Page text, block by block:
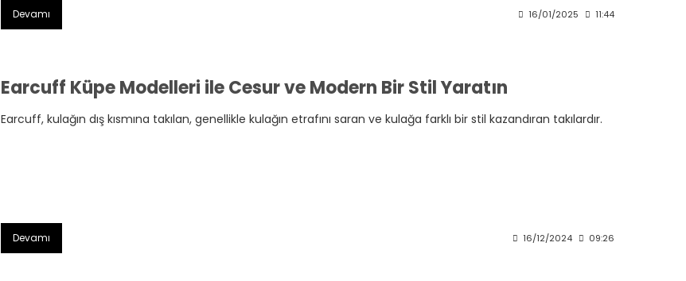
Devamı 16/01/2025 11:44
Earcuff Küpe Modelleri ile Cesur ve Modern Bir Stil Yaratın
Earcuff, kulağın dış kısmına takılan, genellikle kulağın etrafını saran ve kulağa farklı bir stil kazandıran takılardır.
Devamı 16/12/2024 09:26